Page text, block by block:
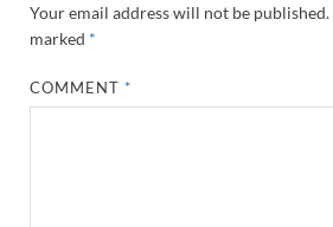
Your email address will not be published.
marked *
COMMENT*